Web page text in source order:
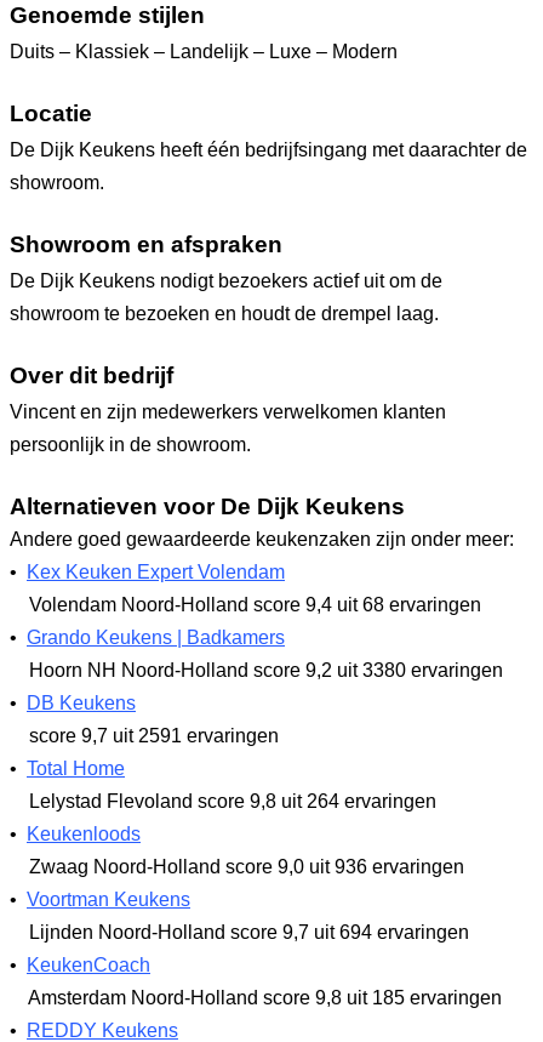
Genoemde stijlen
Duits – Klassiek – Landelijk – Luxe – Modern
Locatie
De Dijk Keukens heeft één bedrijfsingang met daarachter de
showroom.
Showroom en afspraken
De Dijk Keukens nodigt bezoekers actief uit om de
showroom te bezoeken en houdt de drempel laag.
Over dit bedrijf
Vincent en zijn medewerkers verwelkomen klanten
persoonlijk in de showroom.
Alternatieven voor De Dijk Keukens
Andere goed gewaardeerde keukenzaken zijn onder meer:
•
Kex Keuken Expert Volendam
Volendam Noord-Holland score 9,4 uit 68 ervaringen
• Grando Keukens | Badkamers
Hoorn NH Noord-Holland score 9,2 uit 3380 ervaringen
•
DB Keukens
score 9,7 uit 2591 ervaringen
• Total Home
Lelystad Flevoland score 9,8 uit 264 ervaringen
•
Keukenloods
Zwaag Noord-Holland score 9,0 uit 936 ervaringen
• Voortman Keukens
Lijnden Noord-Holland score 9,7 uit 694 ervaringen
•
KeukenCoach
Amsterdam Noord-Holland score 9,8 uit 185 ervaringen
•
REDDY Keukens